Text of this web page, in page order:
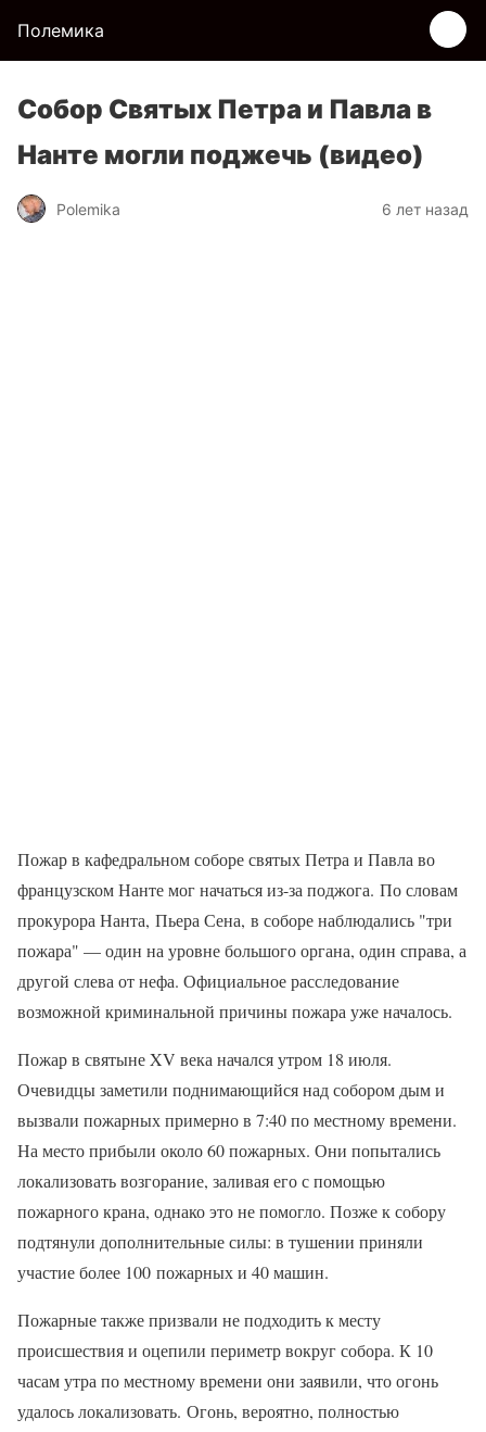
Полемика
Собор Святых Петра и Павла в
Нанте могли поджечь (видео)
Polemika 6 лет назад
Пожар в кафедральном соборе святых Петра и Павла во
французском Нанте мог начаться из-за поджога. По словам
прокурора Нанта, Пьера Сена, в соборе наблюдались "три
пожара" — один на уровне большого органа, один справа, а
другой слева от нефа. Официальное расследование
возможной криминальной причины пожара уже началось.
Пожар в святыне XV века начался утром 18 июля.
Очевидцы заметили поднимающийся над собором дым и
вызвали пожарных примерно в 7:40 по местному времени.
На место прибыли около 60 пожарных. Они попытались
локализовать возгорание, заливая его с помощью
пожарного крана, однако это не помогло. Позже к собору
подтянули дополнительные силы: в тушении приняли
участие более 100 пожарных и 40 машин.
Пожарные также призвали не подходить к месту
происшествия и оцепили периметр вокруг собора. К 10
часам утра по местному времени они заявили, что огонь
удалось локализовать. Огонь, вероятно, полностью